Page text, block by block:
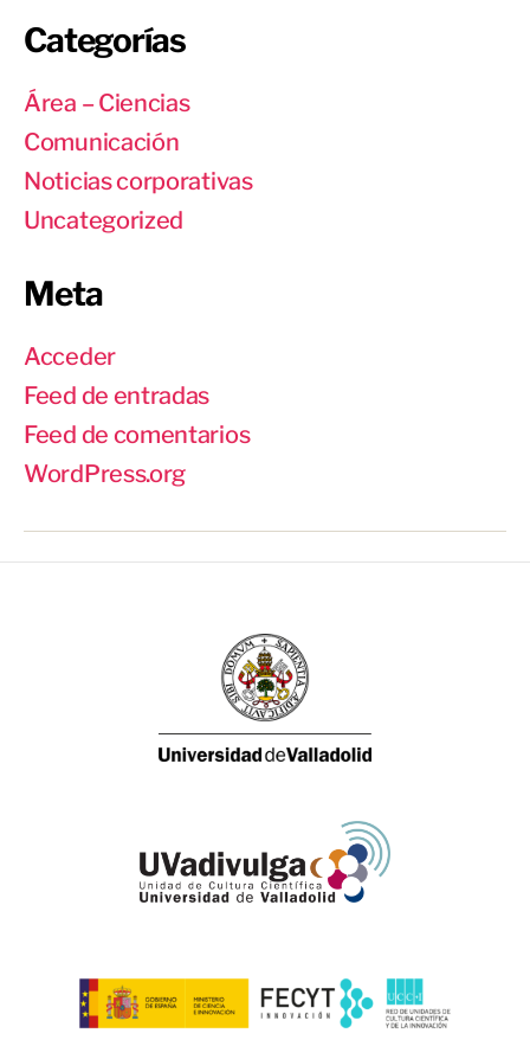
Categorías
Área – Ciencias
Comunicación
Noticias corporativas
Uncategorized
Meta
Acceder
Feed de entradas
Feed de comentarios
WordPress.org